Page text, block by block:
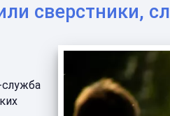
сверстники,